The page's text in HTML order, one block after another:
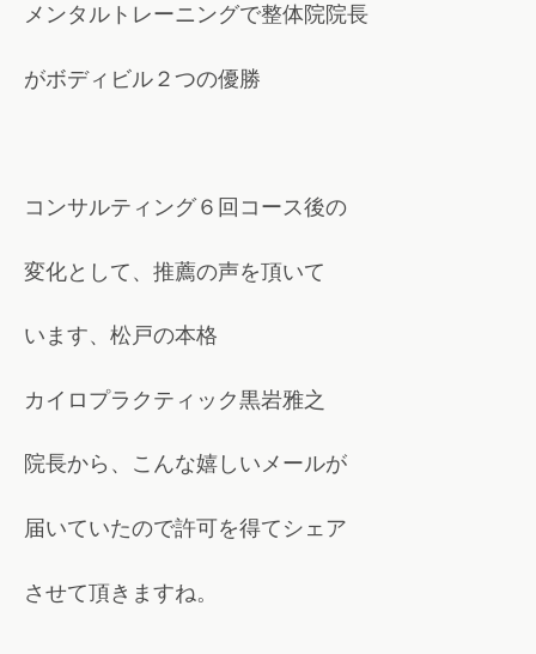
メンタルトレーニングで整体院院長
がボディビル２つの優勝
コンサルティング６回コース後の
変化として、推薦の声を頂いて
います、松戸の本格
カイロプラクティック黒岩雅之
院長から、こんな嬉しいメールが
届いていたので許可を得てシェア
させて頂きますね。